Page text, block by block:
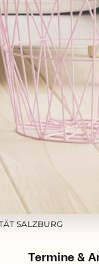
SALZBURG
Termine &